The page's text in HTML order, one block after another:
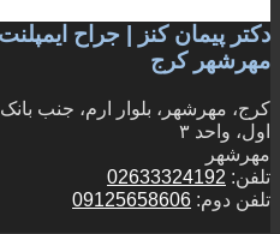
دکتر پیمان کنز | جراح
مهرشهر کرج
کرج، مهرشهر، بلوار ارم، جنب
اول، واحد ۳
مهرشهر
تلفن: 02633324192
تلفن دوم: 09125658606